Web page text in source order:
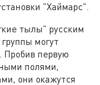
"Хаймарс".
тылы" русским
могут
Пробив первую
полями,
они окажутся